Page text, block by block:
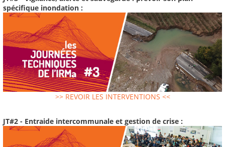
spécifique inondation :
>> REVOIR LES INTERVENTIONS <<
JT#2 - Entraide intercommunale et gestion de crise :